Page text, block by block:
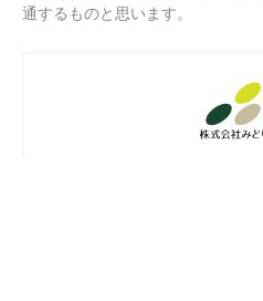
通するものと思います。